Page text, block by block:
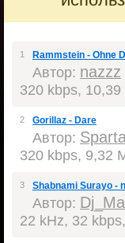
1 Rammstein - Ohne
Автор: nazzz
320 kbps,
2 Gorillaz - Dare
Автор:
320 kbps, 9,32
3 Shabnami Surayo -
Автор:
22 kHz, 32